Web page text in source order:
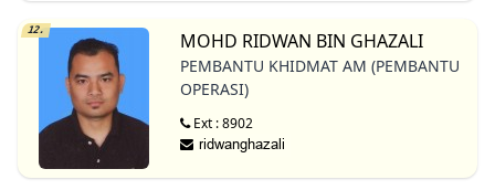
12. MOHD RIDWAN BIN GHAZALI
PEMBANTU KHIDMAT AM (PEMBANTU
OPERASI)
Ext : 8902